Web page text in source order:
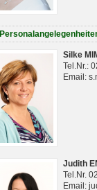
Silke
Tel.Nr.:
Email:
Judith
Tel.Nr.
Email: